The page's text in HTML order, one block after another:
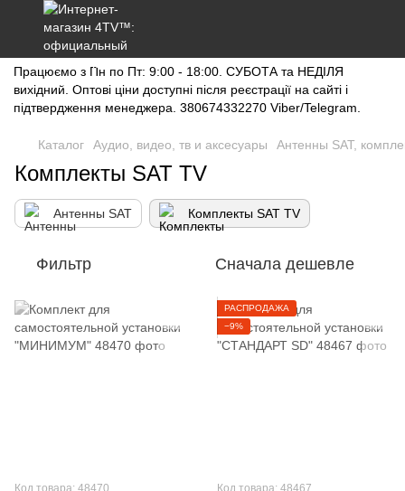
Працюємо з Пн по Пт: 9:00 - 18:00. СУБОТА та НЕДІЛЯ
вихідний. Оптові ціни доступні після реєстрації на сайті і
підтвердження менеджера. 380674332270 Viber/Telegram.
Каталог Аудио, видео, тв и аксесуары Антенны SAT,
Комплекты SAT TV
Антенны SAT Комплекты SAT TV
Фильтр Сначала дешевле
Код товара: 48470
РАСПРОДАЖА
−9%
Код товара: 48467